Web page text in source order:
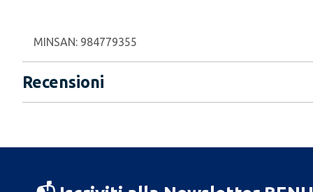
MINSAN: 984779355
Recensioni